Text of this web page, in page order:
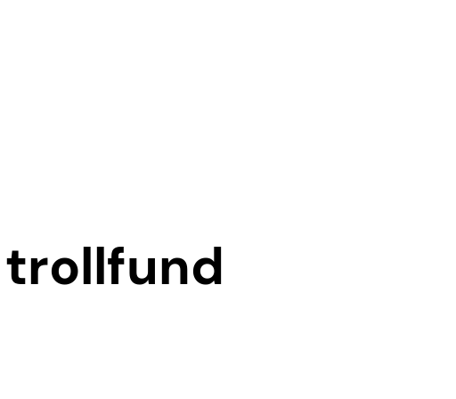
trollfund